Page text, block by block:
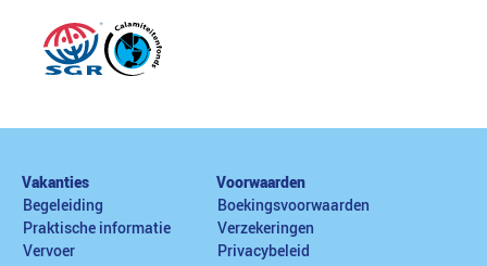
Vakanties
Begeleiding
Praktische informatie
Vervoer
Voorwaarden
Boekingsvoorwaarden
Verzekeringen
Privacybeleid